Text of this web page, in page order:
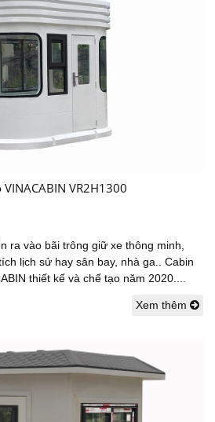
VR2H1300
ra vào bãi trông giữ xe thông minh,
lịch sử hay sân bay, nhà ga.. Cabin
thiết kế và chế tạo năm 2020....
Xem thêm